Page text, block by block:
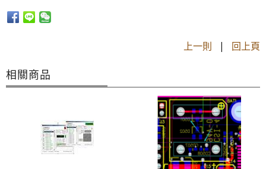
上一則 | 回上頁
相關商品